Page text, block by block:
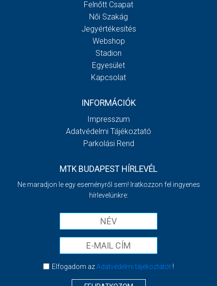
Felnőtt Csapat
Női Szakág
Jegyértékesítés
Webshop
Stadion
Egyesület
Kapcsolat
INFORMÁCIÓK
Impresszum
Adatvédelmi Tájékoztató
Parkolási Rend
MTK BUDAPEST HÍRLEVÉL
Ne maradjon le egy eseményről sem! Iratkozzon fel ingyenes
hírlevelünkre:
Elfogadom azAdatvédelmi tájékoztatót!